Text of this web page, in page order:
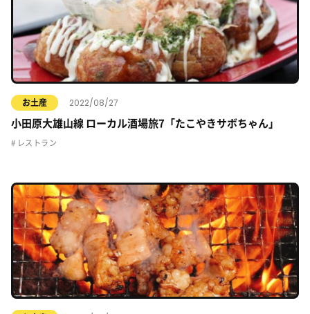
お土産 2022/08/27
小田原大雄山線 ローカル酒場旅7「たこやきサボちゃん」
レストラン